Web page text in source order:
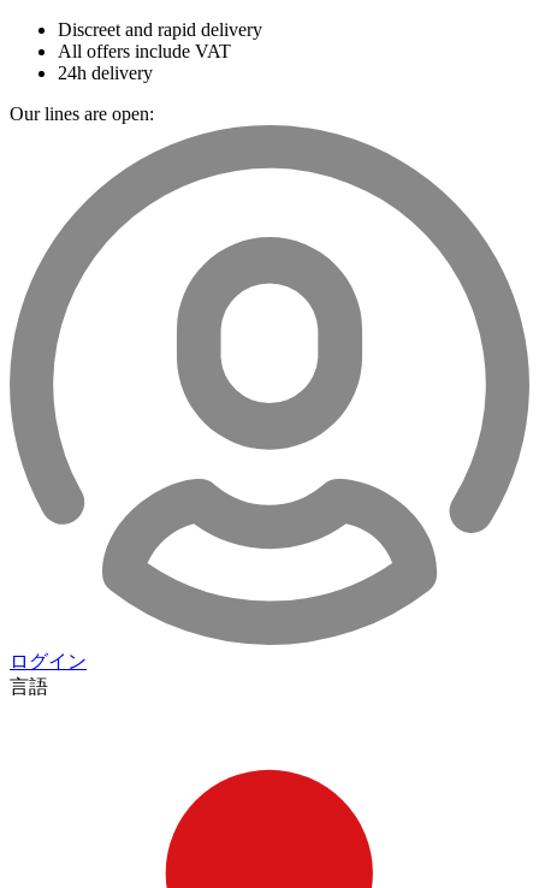
Discreet and rapid delivery
All offers include VAT
24h delivery
Our lines are open:
ログイン
言語